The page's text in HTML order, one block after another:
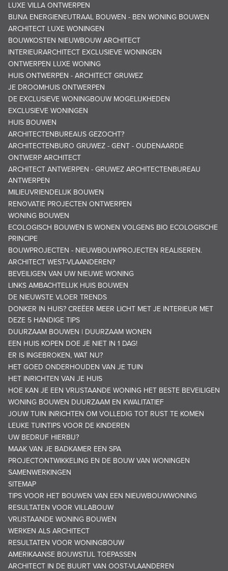
LUXE VILLA ONTWERPEN
BIJNA ENERGIENEUTRAAL BOUWEN - BEN WONING BOUWEN
ARCHITECT LUXE WONINGEN
BOUWKOSTEN NIEUWBOUW ARCHITECT
INTERIEURARCHITECT EXCLUSIEVE WONINGEN
ONTWERPEN LUXE WONING
HUIS ONTWERPEN - ARCHITECT GRUWEZ
JE DROOMHUIS ONTWERPEN
DE EXCLUSIEVE WONINGBOUW MOGELIJKHEDEN
EXCLUSIEVE WONINGEN
HUIS BOUWEN
ARCHITECTENBUREAUS GEZOCHT?
ARCHITECTENBURO GRUWEZ - GENT - OUDENAARDE
ONTWERP ARCHITECT
ARCHITECT ANTWERPEN - GRUWEZ ARCHITECTENBUREAU
ANTWERPEN
MILIEUVRIENDELIJK BOUWEN
RENOVATIE PROJECTEN ONTWERPEN
WONING BOUWEN
ECOLOGISCH BOUWEN IS WONEN VOLGENS BIO ECOLOGISCHE
PRINCIPE
BOUWPROJECTEN - NIEUWBOUWPROJECTEN REALISEREN.
ARCHITECT WEST-VLAANDEREN?
BEVEILIGEN VAN UW NIEUWE WONING
LINKS AMBACHTELIJK HUIS BOUWEN
DE NIEUWSTE VLOER TRENDS
DONKER IN HUIS? CREËER MEER LICHT MET JE INTERIEUR MET
DEZE 5 HANDIGE TIPS
DUURZAAM BOUWEN | DUURZAAM WONEN
EEN HUIS KOPEN DOE JE NIET IN 1 DAG!
ER IS INGEBROKEN, WAT NU?
HET GOED ONDERHOUDEN VAN JE TUIN
HET INRICHTEN VAN JE HUIS
HOE KAN JE EEN VRIJSTAANDE WONING HET BESTE BEVEILIGEN
WONING BOUWEN DUURZAAM EN KWALITATIEF
JOUW TUIN INRICHTEN OM VOLLEDIG TOT RUST TE KOMEN
LEUKE TUINTIPS VOOR DE KINDEREN
UW BEDRIJF HIERBIJ?
MAAK VAN JE BADKAMER EEN SPA
PROJECTONTWIKKELING EN DE BOUW VAN WONINGEN
SAMENWERKINGEN
SITEMAP
TIPS VOOR HET BOUWEN VAN EEN NIEUWBOUWWONING
RESULTATEN VOOR VILLABOUW
VRIJSTAANDE WONING BOUWEN
WERKEN ALS ARCHITECT
RESULTATEN VOOR WONINGBOUW
AMERIKAANSE BOUWSTIJL TOEPASSEN
ARCHITECT IN DE BUURT VAN OOST-VLAANDEREN